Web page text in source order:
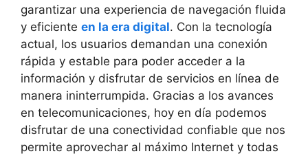
garantizar una experiencia de⁢ navegación fluida
⁤y eficiente en la era digital. Con ⁤la tecnología⁢
actual, los usuarios demandan una conexión
rápida y estable para poder⁢ acceder a la​
información y disfrutar ‍de servicios en línea de
manera‌ ininterrumpida. Gracias⁣ a los avances
⁢en telecomunicaciones, hoy en día podemos
disfrutar de una conectividad confiable que⁤ nos
permite aprovechar al máximo Internet y todas